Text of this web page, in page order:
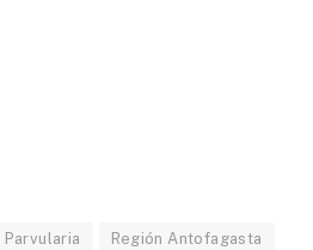
Parvularia Región Antofagasta